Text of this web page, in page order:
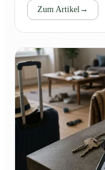
Zum Artikel→